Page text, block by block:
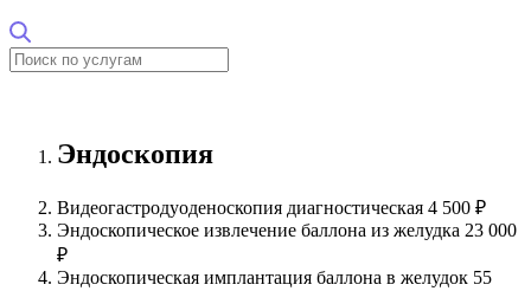
Эндоскопия
Видеогастродуоденоскопия диагностическая 4 500 ₽
Эндоскопическое извлечение баллона из желудка 23 000
₽
Эндоскопическая имплантация баллона в желудок 55